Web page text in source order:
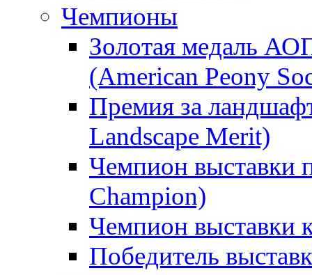
Чемпионы
Золотая медаль
(American Peony
Премия за
Landscape Merit)
Чемпион выставки
Champion)
Чемпион выставки
Победитель